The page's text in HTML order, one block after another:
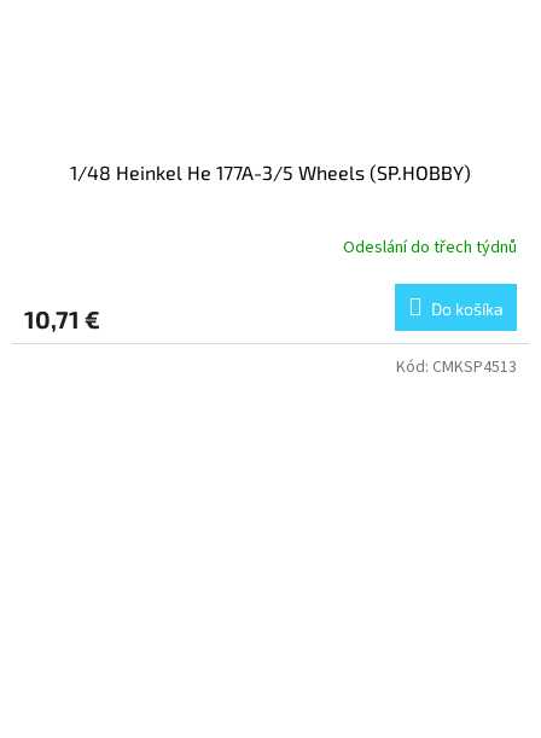
1/48 Heinkel He 177A-3/5 Wheels (SP.HOBBY)
Odeslání do třech týdnů
10,71 € Do košíka
Kód: CMKSP4513